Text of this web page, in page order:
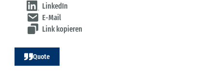
LinkedIn
E-Mail
Link kopieren
Quote